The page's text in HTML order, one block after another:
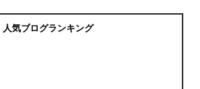
人気ブログランキング